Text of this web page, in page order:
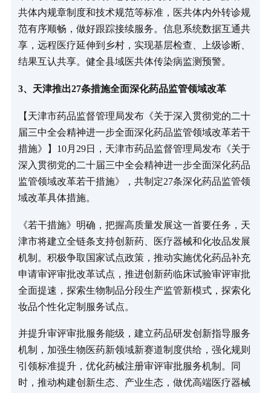
共体内规章制度和技术规范等标准，医共体内外转诊规
范有序顺畅，做好跟踪接续服务。信息系统数据互通共
享，远程医疗延伸到乡村，实现基层检查、上级诊断、
结果互认共享。健全县域医共体传染病监测预警。
3、天津推出27条措施全面深化药品监管领域改革
【天津市药品监督管理局发布《关于深入贯彻党的二十
届三中全会精神进一步全面深化药品监管领域改革若干
措施》】10月29日，天津市药品监督管理局发布《关于
深入贯彻党的二十届三中全会精神进一步全面深化药品
监管领域改革若干措施》，共制定27条深化药品监管领
域改革具体措施。
《若干措施》明确，把握高质量发展这一首要任务，天
津市将建立全链条支持创新药、医疗器械和化妆品发展
机制。积极争取国家试点政策，推动实施优化药品补充
申请审评审批改革试点，推进创新药临床试验审评审批
全面提速，探索生物制品分段生产监管新模式，探索化
妆品个性化定制服务试点。
并提升审评审批服务能级，建立药品研发创新指导服务
机制，加强生物医药新领域新赛道制度供给，强化规则
引领标准提升，优化药械注册审评审批服务机制。同
时，推动构建创新生态、产业生态，做优高端医疗器械